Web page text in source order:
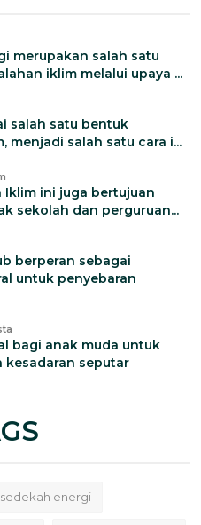
merupakan salah satu
iklim melalui upaya ...
salah satu bentuk
menjadi salah satu cara i...
Iklim ini juga bertujuan
sekolah dan perguruan...
berperan sebagai
untuk penyebaran
bagi anak muda untuk
kesadaran seputar
sedekah energi